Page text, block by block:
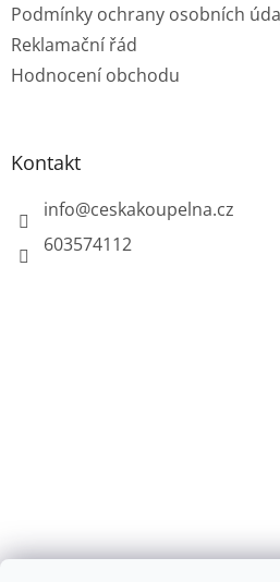
Podmínky ochrany osobních
Reklamační řád
Hodnocení obchodu
Kontakt
info@ceskakoupelna.cz
603574112